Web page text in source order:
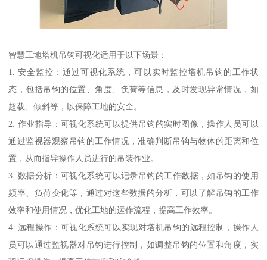
智慧工地塔机吊钩可视化适用于以下场景：
1. 安全监控：通过可视化系统，可以实时监控塔机吊钩的工作状
态，包括吊钩的位置、角度、负荷等信息，及时发现异常情况，如
超载、倾斜等，以保障工地的安全。
2. 作业指导：可视化系统可以提供吊钩的实时图像，操作人员可以
通过监视器观察吊钩的工作情况，准确判断吊钩与物体的距离和位
置，从而指导操作人员进行的吊装作业。
3. 数据分析：可视化系统可以记录吊钩的工作数据，如吊钩的使用
频率、负荷变化等，通过对这些数据的分析，可以了解吊钩的工作
效率和使用情况，优化工地的运作流程，提高工作效率。
4. 远程操作：可视化系统可以实现对塔机吊钩的远程控制，操作人
员可以通过监视器对吊钩进行控制，如调整吊钩的位置和角度，实